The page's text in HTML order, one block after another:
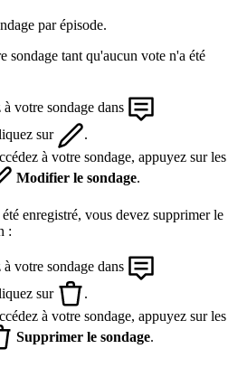
par épisode.
sondage tant qu'aucun vote n'a été
votre sondage dans
sur
.
à votre sondage, appuyez sur les
Modifier le sondage.
enregistré, vous devez supprimer le
:
votre sondage dans
sur
.
à votre sondage, appuyez sur les
Supprimer le sondage.